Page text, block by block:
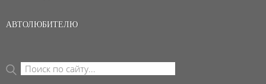
АВТОЛЮБИТЕЛЮ
ФОРМА ПОИСКА
Поиск